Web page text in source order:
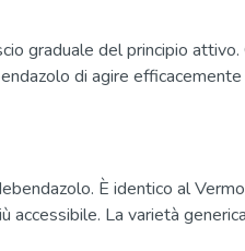
graduale del principio attivo.
di agire
È identico al
accessibile. La varietà